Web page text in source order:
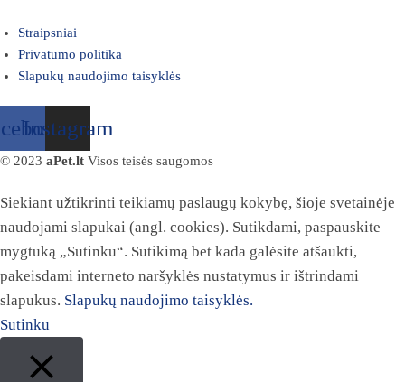
Straipsniai
Privatumo politika
Slapukų naudojimo taisyklės
Instagram
© 2023 aPet.lt Visos teisės saugomos
Siekiant užtikrinti teikiamų paslaugų kokybę, šioje svetainėje
naudojami slapukai (angl. cookies). Sutikdami, paspauskite
mygtuką „Sutinku“. Sutikimą bet kada galėsite atšaukti,
pakeisdami interneto naršyklės nustatymus ir ištrindami
slapukus. Slapukų naudojimo taisyklės.
Sutinku